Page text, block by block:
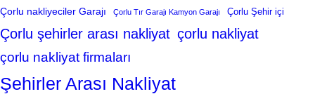
Çorlu nakliyeciler Garajı Çorlu Tır Garajı Kamyon Garajı Çorlu Şehir içi
Çorlu şehirler arası nakliyat çorlu nakliyat
çorlu nakliyat firmaları
Şehirler Arası Nakliyat